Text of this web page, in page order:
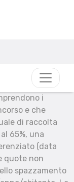
i
e che
di raccolta
65%, una
(data
quote non
spazzamento